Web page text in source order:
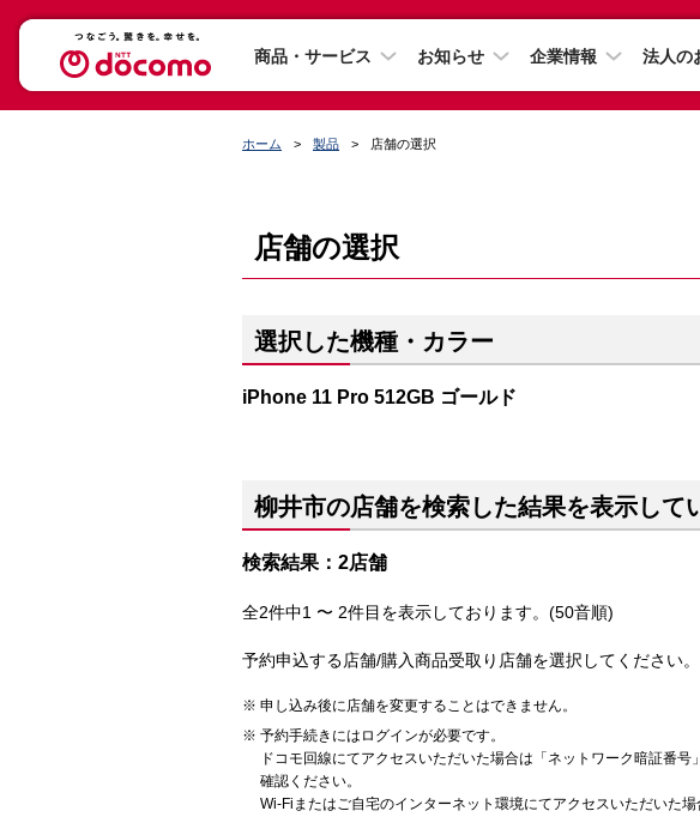
商品・サービス お知らせ 企業情報 法人の
ホーム 製品 店舗の選択
店舗の選択
選択した機種・カラー
iPhone 11 Pro 512GB ゴールド
柳井市の店舗を検索した結果を表示して
検索結果：2店舗
全2件中1 〜 2件目を表示しております。(50音順)
予約申込する店舗/購入商品受取り店舗を選択してください。
申し込み後に店舗を変更することはできません。
予約手続きにはログインが必要です。
ドコモ回線にてアクセスいただいた場合は「ネットワーク暗証番
確認ください。
Wi-Fiまたはご自宅のインターネット環境にてアクセスいただいた